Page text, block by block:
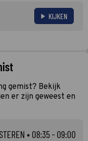
KIJKEN
gemist? Bekijk
er zijn geweest en
• 08:35 - 09:00